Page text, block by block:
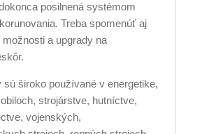
posilnená systémom
Treba spomenúť aj
a upgrady na
sú široko používané v energetike,
strojárstve, hutníctve,
vojenských,